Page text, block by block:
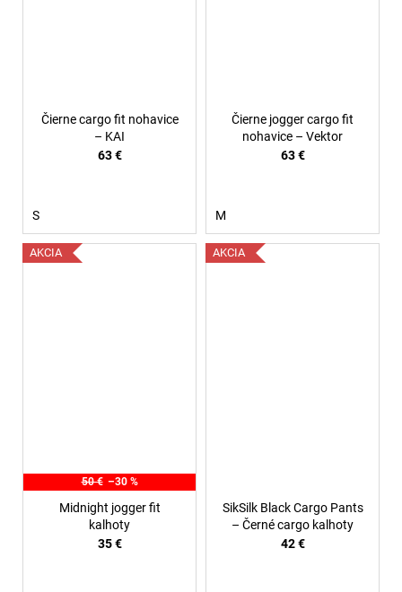
Čierne cargo fit nohavice
– KAI
63 €
S
Čierne jogger cargo fit
nohavice – Vektor
63 €
M
AKCIA
50 € –30 %
Midnight jogger fit
kalhoty
35 €
AKCIA
SikSilk Black Cargo Pants
– Černé cargo kalhoty
42 €